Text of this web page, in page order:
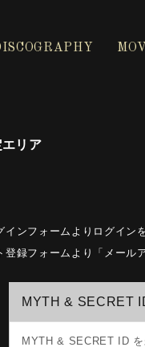
リア
ンフォームよりログイン
録フォームより「メール
MYTH & SECRET
MYTH & SECRET ID